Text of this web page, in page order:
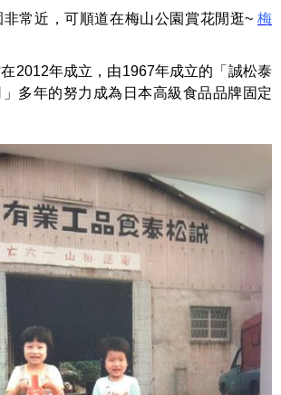
常近，可順道在梅山公園賞花閒逛~ 梅
2012年成立，由1967年成立的「誠松泰
多年的努力成為日本高級食品品牌固定